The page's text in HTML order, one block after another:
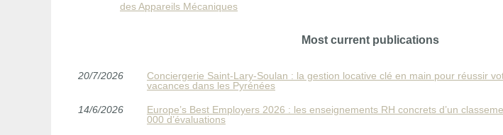
des Appareils Mécaniques
Most current publications
20/7/2026
Conciergerie Saint‑Lary‑Soulan : la gestion locative clé en main pour réussir
vacances dans les Pyrénées
14/6/2026
Europe’s Best Employers 2026 : les enseignements RH concrets d’un
000 d’évaluations